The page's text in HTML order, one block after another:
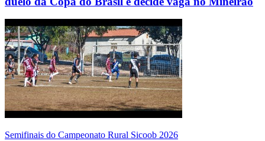
Semifinais do Campeonato Rural Sicoob 2026